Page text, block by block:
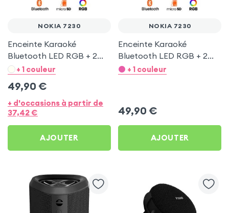
NOKIA 7230
Enceinte Karaoké
Bluetooth LED RGB + 2
Micros - Rose pour Nokia
+ 1 couleur
49,90 €
+ d'occasions à partir de
37,42€
AJOUTER
NOKIA 7230
Enceinte Karaoké
Bluetooth LED RGB + 2
Micros - Blanc pour Nokia
+ 1 couleur
49,90 €
AJOUTER